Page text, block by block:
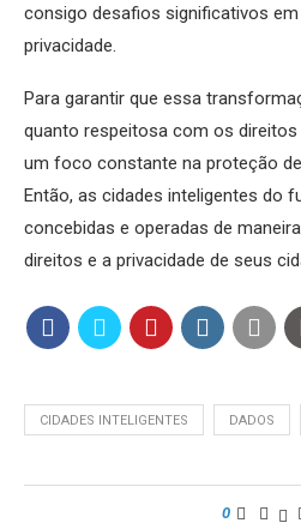
consigo desafios significativos
privacidade.
Para garantir que essa
quanto respeitosa com os direitos
um foco constante na proteção
Então, as cidades inteligentes do
concebidas e operadas de
direitos e a privacidade de seus
CIDADES INTELIGENTES DADOS
0